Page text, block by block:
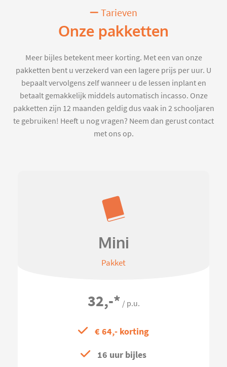
Tarieven
Onze pakketten
Meer bijles betekent meer korting. Met een van onze
pakketten bent u verzekerd van een lagere prijs per uur. U
bepaalt vervolgens zelf wanneer u de lessen inplant en
betaalt gemakkelijk middels automatisch incasso. Onze
pakketten zijn 12 maanden geldig dus vaak in 2 schooljaren
te gebruiken! Heeft u nog vragen? Neem dan gerust contact
met ons op.
Mini
Pakket
32,-* / p.u.
€ 64,- korting
16 uur bijles